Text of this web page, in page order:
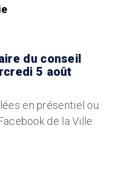
du conseil
5 août
en présentiel ou
de la Ville.